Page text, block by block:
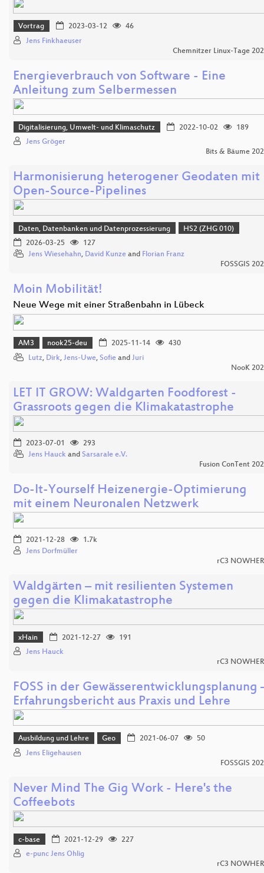
Vortrag 2023-03-12
46
Jens Finkhaeuser
Chemnitzer Linux-Tage
Energieverbrauch von Software - Eine
Anleitung zum Selbermessen
Digitalisierung, Umwelt- und Klimaschutz 2022-10-02
189
Jens Gröger
Bits & Bäume
Harmonisierung heterogener Geodaten mit
Open-Source-Pipelines
Daten, Datenbanken und Datenprozessierung
HS2 (ZHG 010)
2026-03-25
127
Jens Wiesehahn, David Kunze and Florian Franz
FOSSGIS
Moin Mobilität!
Neue Wege mit einer Straßenbahn in Lübeck
AM3 nook25-deu 2025-11-14
430
Lutz, Dirk, Jens-Uwe, Sofie and Juri
NooK
LET IT GROW: Waldgarten Foodforest -
Grassroots gegen die Klimakatastrophe
2023-07-01
293
Jens Hauck and Sarsarale e.V.
Fusion ConTent
Do-It-Yourself Heizenergie-Optimierung
mit einem Neuronalen Netzwerk
2021-12-28
1.7k
Jens Dorfmüller
rC3
Waldgärten – mit resilienten Systemen
gegen die Klimakatastrophe
xHain 2021-12-27
191
Jens Hauck
rC3
FOSS in der Gewässerentwicklungsplanung
Erfahrungsbericht aus Praxis und Lehre
Ausbildung und Lehre Geo 2021-06-07
50
Jens Eligehausen
FOSSGIS
Never Mind The Gig Work - Here's the
Coffeebots
c-base 2021-12-29
227
e-punc Jens Ohlig
rC3